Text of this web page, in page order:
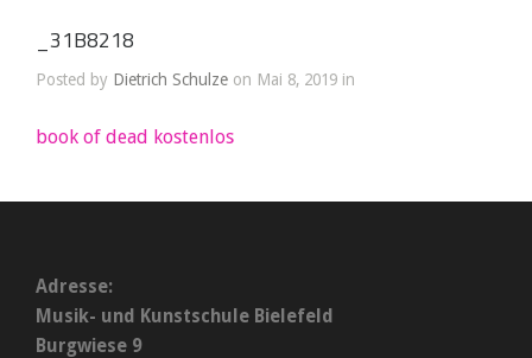
_31B8218
Posted by Dietrich Schulze on Mai 8, 2019 in
book of dead kostenlos
Adresse:
Musik- und Kunstschule Bielefeld
Burgwiese 9